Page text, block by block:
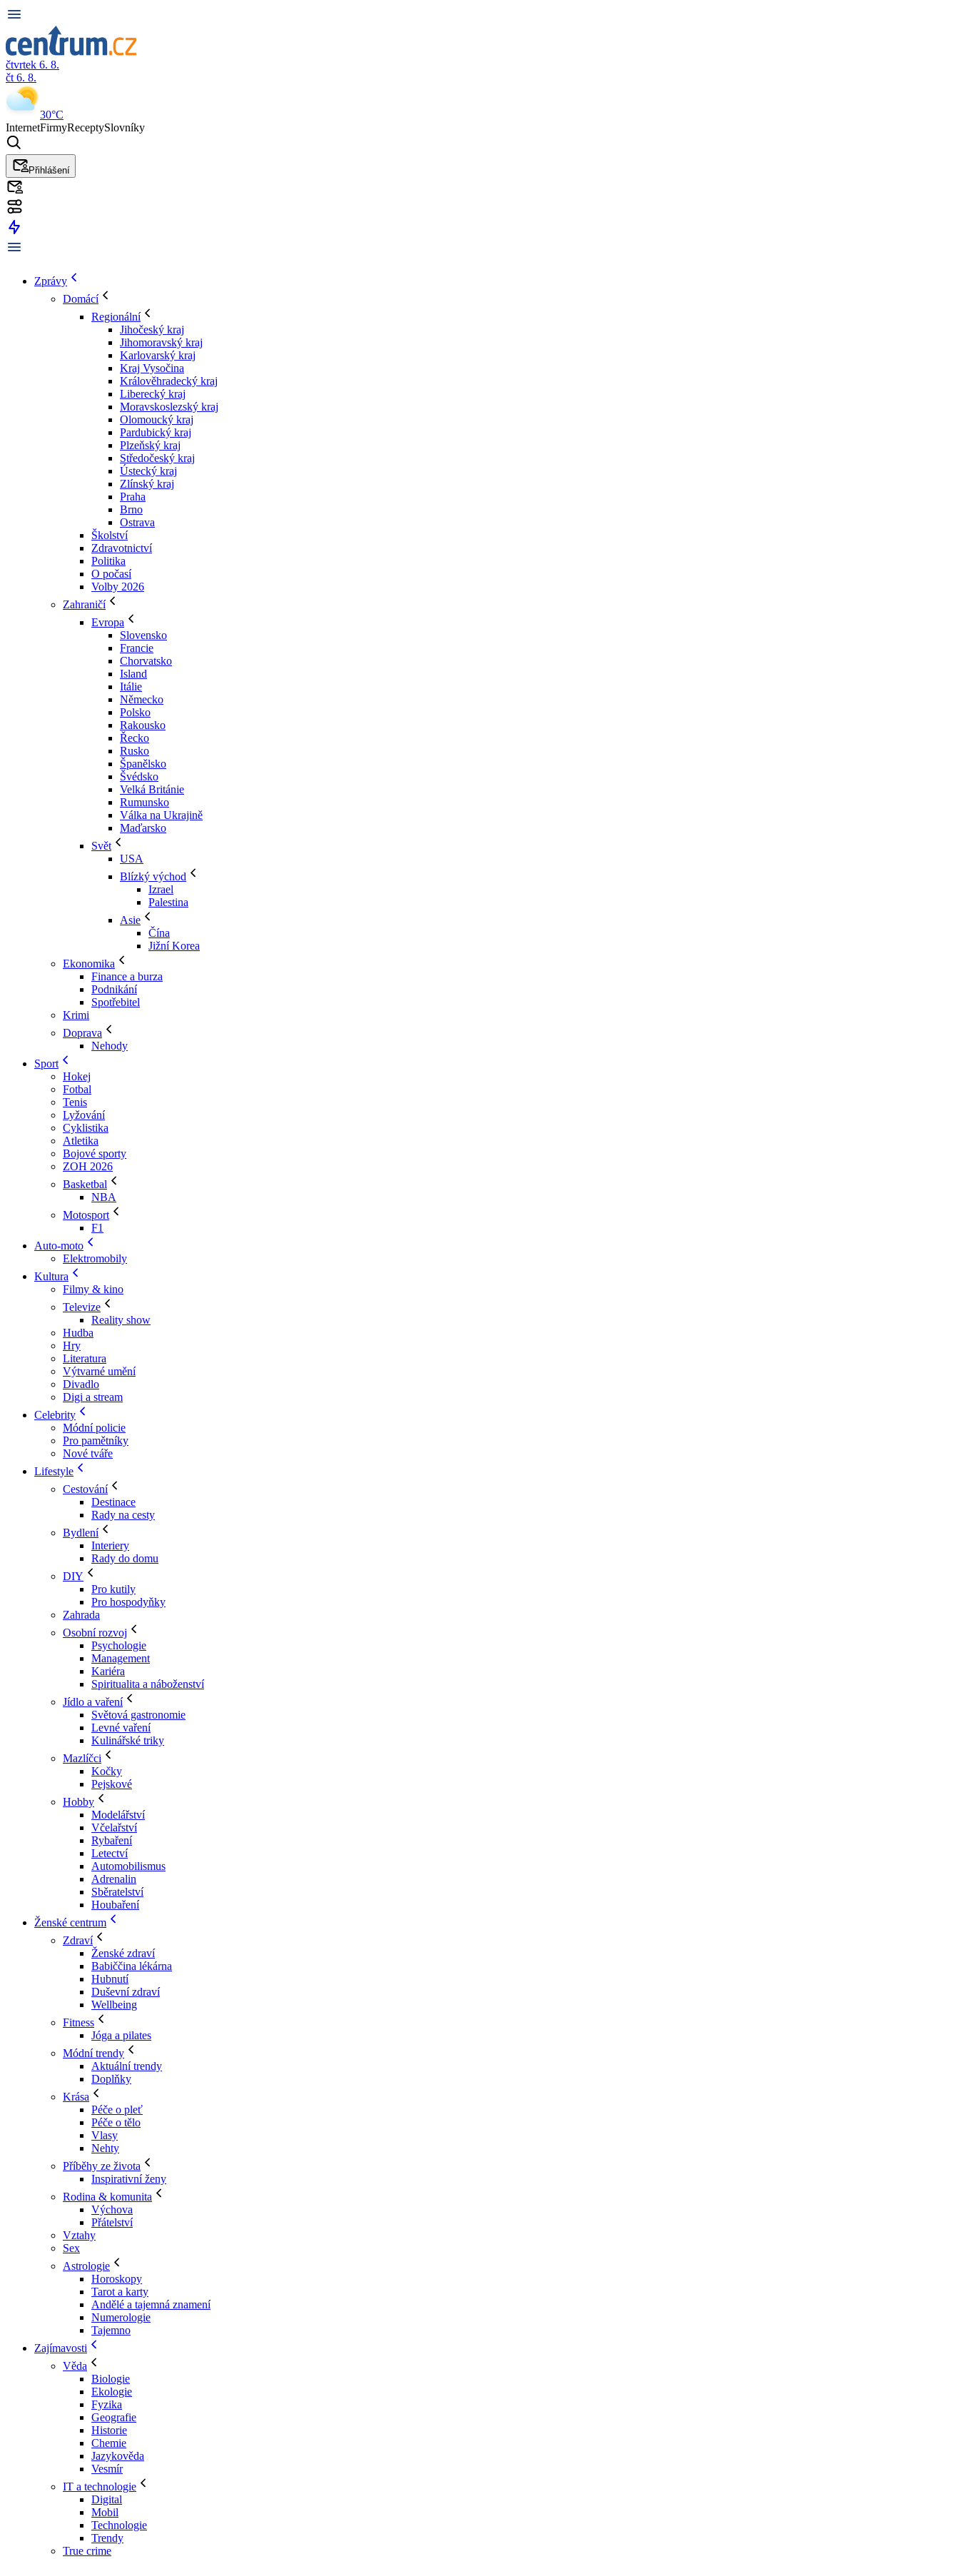
čtvrtek 6. 8.
čt 6. 8.
30°C
InternetFirmyReceptySlovníky
Přihlášení
Zprávy
Domácí
Regionální
Jihočeský kraj
Jihomoravský kraj
Karlovarský kraj
Kraj Vysočina
Králověhradecký kraj
Liberecký kraj
Moravskoslezský kraj
Olomoucký kraj
Pardubický kraj
Plzeňský kraj
Středočeský kraj
Ústecký kraj
Zlínský kraj
Praha
Brno
Ostrava
Školství
Zdravotnictví
Politika
O počasí
Volby 2026
Zahraničí
Evropa
Slovensko
Francie
Chorvatsko
Island
Itálie
Německo
Polsko
Rakousko
Řecko
Rusko
Španělsko
Švédsko
Velká Británie
Rumunsko
Válka na Ukrajině
Maďarsko
Svět
USA
Blízký východ
Izrael
Palestina
Asie
Čína
Jižní Korea
Ekonomika
Finance a burza
Podnikání
Spotřebitel
Krimi
Doprava
Nehody
Sport
Hokej
Fotbal
Tenis
Lyžování
Cyklistika
Atletika
Bojové sporty
ZOH 2026
Basketbal
NBA
Motosport
F1
Auto-moto
Elektromobily
Kultura
Filmy & kino
Televize
Reality show
Hudba
Hry
Literatura
Výtvarné umění
Divadlo
Digi a stream
Celebrity
Módní policie
Pro pamětníky
Nové tváře
Lifestyle
Cestování
Destinace
Rady na cesty
Bydlení
Interiery
Rady do domu
DIY
Pro kutily
Pro hospodyňky
Zahrada
Osobní rozvoj
Psychologie
Management
Kariéra
Spiritualita a náboženství
Jídlo a vaření
Světová gastronomie
Levné vaření
Kulinářské triky
Mazlíčci
Kočky
Pejskové
Hobby
Modelářství
Včelařství
Rybaření
Letectví
Automobilismus
Adrenalin
Sběratelství
Houbaření
Ženské centrum
Zdraví
Ženské zdraví
Babiččina lékárna
Hubnutí
Duševní zdraví
Wellbeing
Fitness
Jóga a pilates
Módní trendy
Aktuální trendy
Doplňky
Krása
Péče o pleť
Péče o tělo
Vlasy
Nehty
Příběhy ze života
Inspirativní ženy
Rodina & komunita
Výchova
Přátelství
Vztahy
Sex
Astrologie
Horoskopy
Tarot a karty
Andělé a tajemná znamení
Numerologie
Tajemno
Zajímavosti
Věda
Biologie
Ekologie
Fyzika
Geografie
Historie
Chemie
Jazykověda
Vesmír
IT a technologie
Digital
Mobil
Technologie
Trendy
True crime